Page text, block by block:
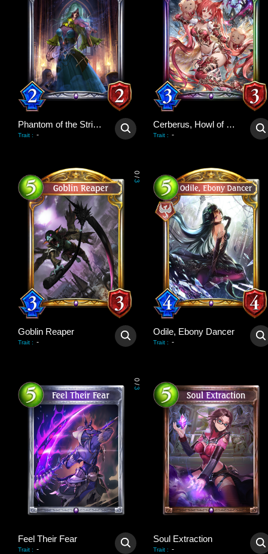
Phantom of the Strings
Trait : -
Cerberus, Howl of Hades
Trait : -
0
/
3
Goblin Reaper
Trait : -
Odile, Ebony Dancer
Trait : -
0
/
3
Feel Their Fear
Trait : -
Soul Extraction
Trait : -